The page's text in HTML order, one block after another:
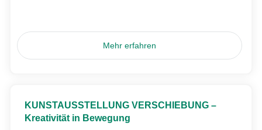
Mehr erfahren
KUNSTAUSSTELLUNG VERSCHIEBUNG –
Kreativität in Bewegung